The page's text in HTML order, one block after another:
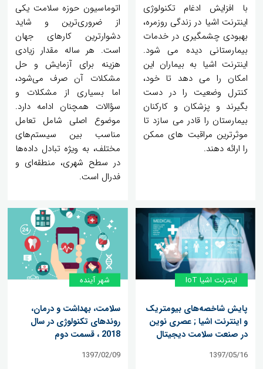
با افزایش ادغام تکنولوژی
اینترنت اشیا در زندگی روزمره،
بهبودی چشمگیری در خدمات
بیمارستانی دیده می شود.
اینترنت اشیا به بیماران این
امکان را می دهد تا خود،
کنترل وضعیت را در دست
بگیرند و پزشکان و کارکنان
بیمارستان را قادر می سازد تا
موثرترین مراقبت های ممکن
را ارائه دهند.
اتوماسیون حوزه سلامت یکی
از ضروری‌ترین و شاید
دشوارترین کارهای جهان
است. هر ساله مقدار زیادی
هزینه برای آزمایش و حل
مشکلات آن صرف می‌شود،
اما بسیاری از مشکلات و
سؤالات همچنان ادامه دارد.
موضوع اصلی شامل تعامل
مناسب بین سیستم‌های
مختلف، به ویژه تبادل داده‌ها
در سطح شهری، منطقه‌ای و
فدرال است.
اینترنت اشیا IoT
پایش شاخصه‌های بیومتریک
و اینترنت اشیا ; عصری نوین
در صنعت سلامت دیجیتال
1397/05/16
شهر آینده
سلامت، بهداشت و درمان،
روندهای تکنولوژی در سال
2018 ، قسمت دوم
1397/02/09